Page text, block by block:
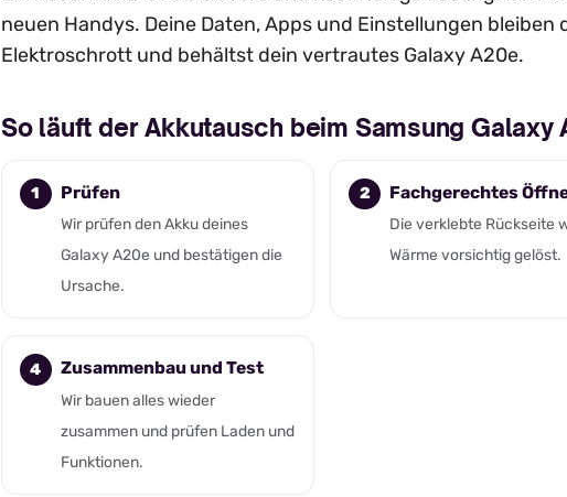
neuen Handys. Deine Daten, Apps und Einstellungen bleiben
Elektroschrott und behältst dein vertrautes Galaxy A20e.
So läuft der Akkutausch beim Samsung Galaxy
Prüfen
Wir prüfen den Akku deines
Galaxy A20e und bestätigen die
Ursache.
Fachgerechtes
Die verklebte Rückseite
Wärme vorsichtig gelöst.
Zusammenbau und Test
Wir bauen alles wieder
zusammen und prüfen Laden und
Funktionen.